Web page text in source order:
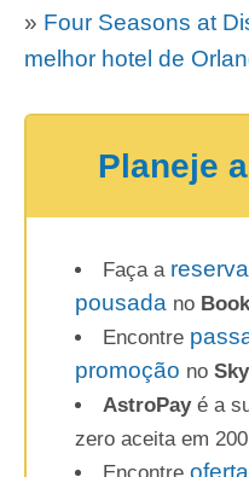
» Four Seasons at
melhor hotel de
Planeje
Faça a
pousada no
Encontre
promoção no
AstroPayé a
zero aceita em
Encontre